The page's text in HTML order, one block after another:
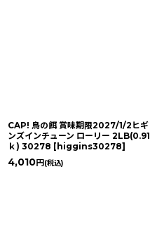
CAP! 鳥の餌 賞味期限2027/1/2ヒギ
ンズインチューン ローリー 2LB(0.91
ｋ) 30278 [ higgins30278]
4,010円 (税込)